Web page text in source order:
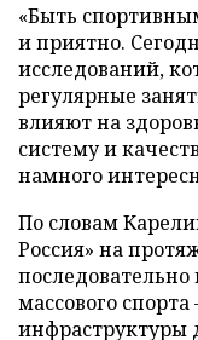
«Быть
и приятно.
исследований,
регулярные
влияют на
систему и
намного
По словам
Россия» на
массового
инфраструктуры